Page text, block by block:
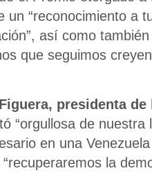
un “reconocimiento a
así como
que seguimos
presidenta
“orgullosa de
en una
la